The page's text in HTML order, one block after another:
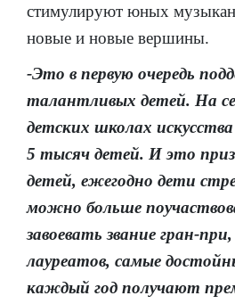
стимулируют юных
новые и новые вершины.
-Это в первую очередь
талантливых детей. На
детских школах искусства
5 тысяч детей. И это
детей, ежегодно дети
можно больше
завоевать звание гран-при,
лауреатов, самые
каждый год получают